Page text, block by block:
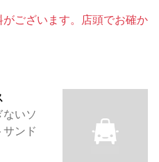
ございます。店頭でお確か
いソ
ンド